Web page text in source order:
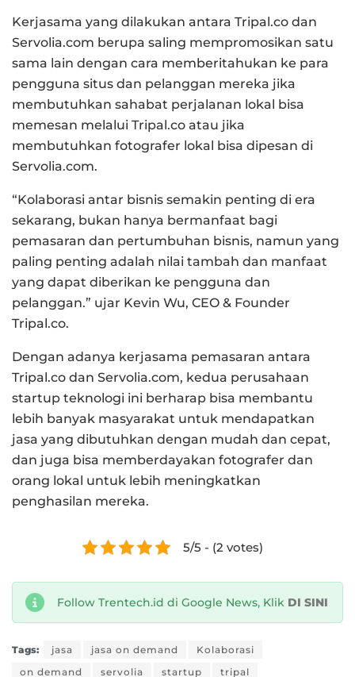
Kerjasama yang dilakukan antara Tripal.co dan
Servolia.com berupa saling mempromosikan satu
sama lain dengan cara memberitahukan ke para
pengguna situs dan pelanggan mereka jika
membutuhkan sahabat perjalanan lokal bisa
memesan melalui Tripal.co atau jika
membutuhkan fotografer lokal bisa dipesan di
Servolia.com.
“Kolaborasi antar bisnis semakin penting di era
sekarang, bukan hanya bermanfaat bagi
pemasaran dan pertumbuhan bisnis, namun yang
paling penting adalah nilai tambah dan manfaat
yang dapat diberikan ke pengguna dan
pelanggan.” ujar Kevin Wu, CEO & Founder
Tripal.co.
Dengan adanya kerjasama pemasaran antara
Tripal.co dan Servolia.com, kedua perusahaan
startup teknologi ini berharap bisa membantu
lebih banyak masyarakat untuk mendapatkan
jasa yang dibutuhkan dengan mudah dan cepat,
dan juga bisa memberdayakan fotografer dan
orang lokal untuk lebih meningkatkan
penghasilan mereka.
5/5 - (2 votes)
Follow Trentech.id di Google News, Klik DI SINI
Tags: jasa jasa on demand
Kolaborasi
on demand
servolia startup tripal